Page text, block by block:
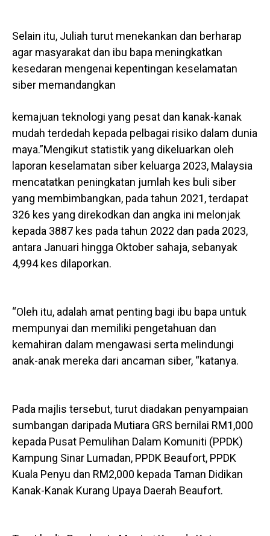
Selain itu, Juliah turut menekankan dan berharap
agar masyarakat dan ibu bapa meningkatkan
kesedaran mengenai kepentingan keselamatan
siber memandangkan
kemajuan teknologi yang pesat dan kanak-kanak
mudah terdedah kepada pelbagai risiko dalam dunia
maya.”Mengikut statistik yang dikeluarkan oleh
laporan keselamatan siber keluarga 2023, Malaysia
mencatatkan peningkatan jumlah kes buli siber
yang membimbangkan, pada tahun 2021, terdapat
326 kes yang direkodkan dan angka ini melonjak
kepada 3887 kes pada tahun 2022 dan pada 2023,
antara Januari hingga Oktober sahaja, sebanyak
4,994 kes dilaporkan.
“Oleh itu, adalah amat penting bagi ibu bapa untuk
mempunyai dan memiliki pengetahuan dan
kemahiran dalam mengawasi serta melindungi
anak-anak mereka dari ancaman siber, “katanya.
Pada majlis tersebut, turut diadakan penyampaian
sumbangan daripada Mutiara GRS bernilai RM1,000
kepada Pusat Pemulihan Dalam Komuniti (PPDK)
Kampung Sinar Lumadan, PPDK Beaufort, PPDK
Kuala Penyu dan RM2,000 kepada Taman Didikan
Kanak-Kanak Kurang Upaya Daerah Beaufort.